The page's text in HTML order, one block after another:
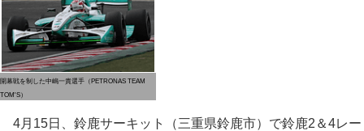
開幕戦を制した中嶋一貴選手（PETRONAS TEAM
TOM'S）
4月15日、鈴鹿サーキット（三重県鈴鹿市）で鈴鹿2＆4レー